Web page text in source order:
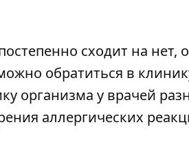
сходит на нет,
обратиться в
организма у врачей
аллергических